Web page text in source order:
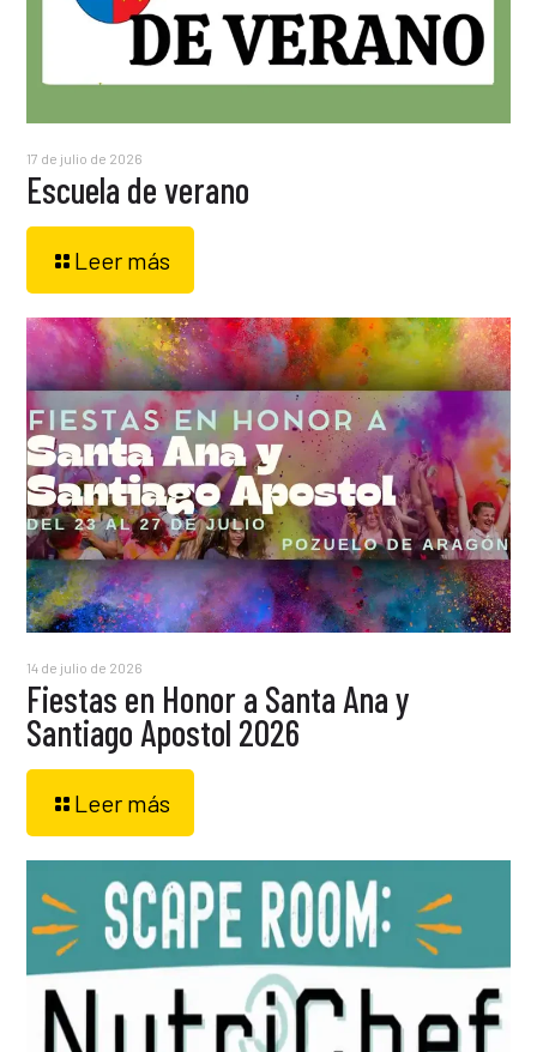
17 de julio de 2026
Escuela de verano
Leer más
14 de julio de 2026
Fiestas en Honor a Santa Ana y
Santiago Apostol 2026
Leer más